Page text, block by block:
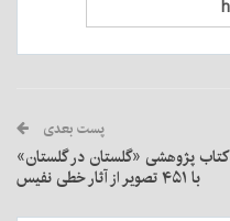
پست بعدی
کتاب پژوهشی «گلستان در گلستان»
با ۴۵۱ تصویر از آثار خطی نفیس